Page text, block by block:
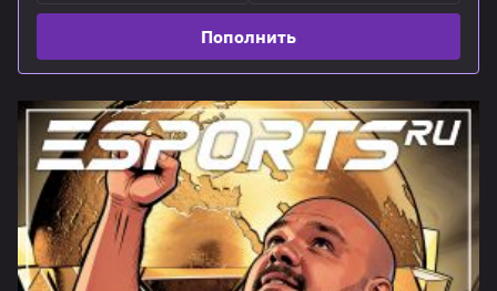
Пополнить